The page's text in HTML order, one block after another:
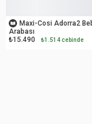
Maxi-Cosi Adorra2
Arabası
₺15.490
₺1.514 cebinde